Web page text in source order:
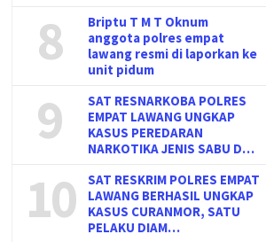
8
Briptu T M T Oknum
anggota polres empat
lawang resmi di laporkan ke
unit pidum
9
SAT RESNARKOBA POLRES
EMPAT LAWANG UNGKAP
KASUS PEREDARAN
NARKOTIKA JENIS SABU D…
10
SAT RESKRIM POLRES EMPAT
LAWANG BERHASIL UNGKAP
KASUS CURANMOR, SATU
PELAKU DIAM…